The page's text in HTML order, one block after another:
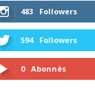
483 Followers
594 Followers
0 Abonnés